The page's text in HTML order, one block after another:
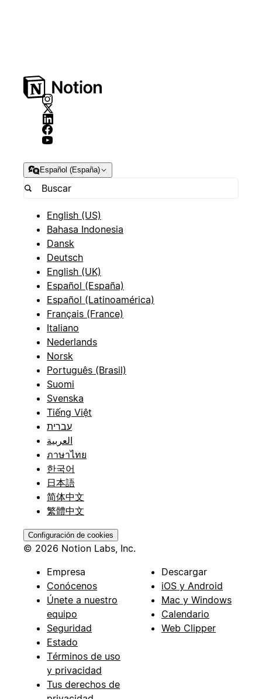
Español (España)
English (US)
Bahasa Indonesia
Dansk
Deutsch
English (UK)
Español (España)
Español (Latinoamérica)
Français (France)
Italiano
Nederlands
Norsk
Português (Brasil)
Suomi
Svenska
Tiếng Việt
עברית
العربية
ภาษาไทย
한국어
日本語
简体中文
繁體中文
Configuración de cookies
© 2026 Notion Labs, Inc.
Empresa
Conócenos
Únete a nuestro
equipo
Seguridad
Estado
Términos de uso
y privacidad
Tus derechos de
Descargar
iOS y Android
Mac y Windows
Calendario
Web Clipper